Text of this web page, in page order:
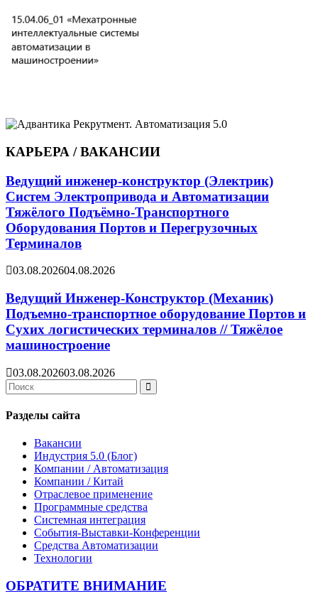
КАРЬЕРА / ВАКАНСИИ
Ведущий инженер-конструктор (Электрик)
Систем Электропривода и Автоматизации
Тяжёлого Подъёмно-Транспортного
Оборудования Портов и Перегрузочных
Терминалов
03.08.202604.08.2026
Ведущий Инженер-Конструктор (Механик)
Подъемно-транспортное оборудование Портов и
Сухих логистических терминалов // Тяжёлое
машиностроение
03.08.202603.08.2026
Search
for:
Search
Разделы сайта
Вакансии
Индустрия 5.0 (Блог)
Компании / Автоматизация
Компании / Китай
Отраслевое применение
Программные средства
Системная интеграция
События-Выставки-Конференции
Средства Автоматизации
Технологии
ОБРАТИТЕ ВНИМАНИЕ